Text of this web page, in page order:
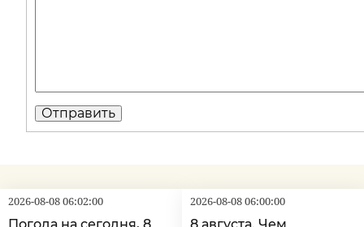
2026-08-08 06:02:00
Погода на сегодня, 8
2026-08-08 06:00:00
8 августа. Чем